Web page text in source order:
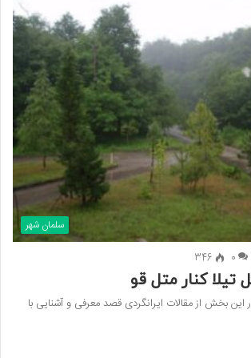
سلمان شهر
0
346
تیلا کنار متل قو
این بخش از مقالات ایرانگردی قصد معرفی و آشنایی با